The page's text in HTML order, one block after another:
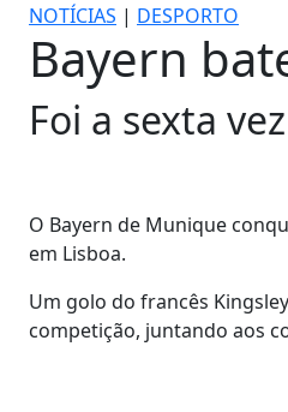
NOTÍCIAS | DESPORTO
Bayern
Foi a sexta
O Bayern de Munique
em Lisboa.
Um golo do francês
competição, juntando aos